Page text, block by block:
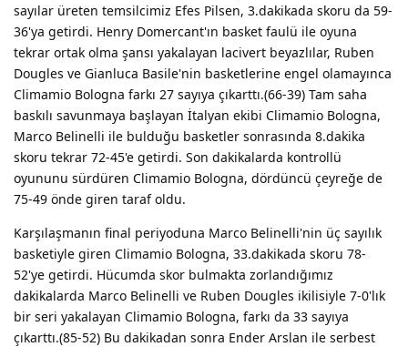
sayılar üreten temsilcimiz Efes Pilsen, 3.dakikada skoru da 59-
36'ya getirdi. Henry Domercant'ın basket faulü ile oyuna
tekrar ortak olma şansı yakalayan lacivert beyazlılar, Ruben
Dougles ve Gianluca Basile'nin basketlerine engel olamayınca
Climamio Bologna farkı 27 sayıya çıkarttı.(66-39) Tam saha
baskılı savunmaya başlayan İtalyan ekibi Climamio Bologna,
Marco Belinelli ile bulduğu basketler sonrasında 8.dakika
skoru tekrar 72-45'e getirdi. Son dakikalarda kontrollü
oyununu sürdüren Climamio Bologna, dördüncü çeyreğe de
75-49 önde giren taraf oldu.
Karşılaşmanın final periyoduna Marco Belinelli'nin üç sayılık
basketiyle giren Climamio Bologna, 33.dakikada skoru 78-
52'ye getirdi. Hücumda skor bulmakta zorlandığımız
dakikalarda Marco Belinelli ve Ruben Dougles ikilisiyle 7-0'lık
bir seri yakalayan Climamio Bologna, farkı da 33 sayıya
çıkarttı.(85-52) Bu dakikadan sonra Ender Arslan ile serbest